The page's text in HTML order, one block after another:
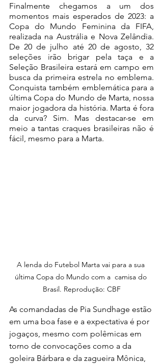
Finalmente chegamos a um dos
momentos mais esperados de 2023: a
Copa do Mundo Feminina da FIFA,
realizada na Austrália e Nova Zelândia.
De 20 de julho até 20 de agosto, 32
seleções irão brigar pela taça e a
Seleção Brasileira estará em campo em
busca da primeira estrela no emblema.
Conquista também emblemática para a
última Copa do Mundo de Marta, nossa
maior jogadora da história. Marta é fora
da curva? Sim. Mas destacar-se em
meio a tantas craques brasileiras não é
fácil, mesmo para a Marta.
A lenda do Futebol Marta vai para a sua
última Copa do Mundo com a  camisa do
Brasil. Reprodução: CBF
As comandadas de Pia Sundhage estão
em uma boa fase e a expectativa é por
jogaços, mesmo com polêmicas em
torno de convocações como a da
goleira Bárbara e da zagueira Mônica,